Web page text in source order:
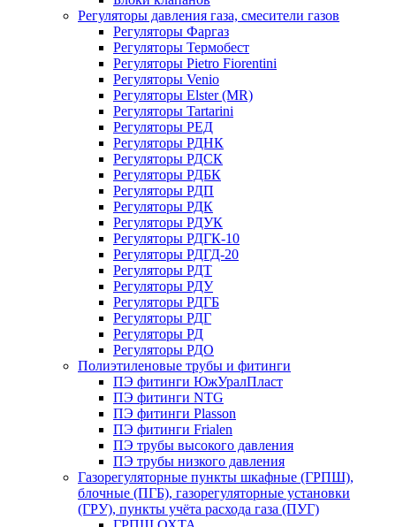
Регуляторы давления газа, смесители газов
Регуляторы Фаргаз
Регуляторы Термобест
Регуляторы Pietro Fiorentini
Регуляторы Venio
Регуляторы Elster (MR)
Регуляторы Tartarini
Регуляторы РЕД
Регуляторы РДНК
Регуляторы РДСК
Регуляторы РДБК
Регуляторы РДП
Регуляторы РДК
Регуляторы РДУК
Регуляторы РДГК-10
Регуляторы РДГД-20
Регуляторы РДТ
Регуляторы РДУ
Регуляторы РДГБ
Регуляторы РДГ
Регуляторы РД
Регуляторы РДО
Полиэтиленовые трубы и фитинги
ПЭ фитинги ЮжУралПласт
ПЭ фитинги NTG
ПЭ фитинги Plasson
ПЭ фитинги Frialen
ПЭ трубы высокого давления
ПЭ трубы низкого давления
Газорегуляторные пункты шкафные (ГРПШ),
блочные (ПГБ), газорегуляторные установки
(ГРУ), пункты учёта расхода газа (ПУГ)